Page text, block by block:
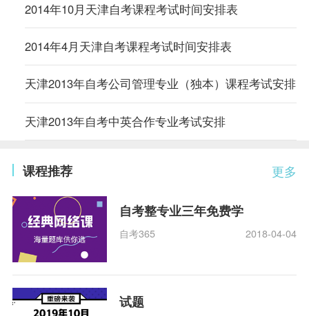
2014年10月天津自考课程考试时间安排表
2014年4月天津自考课程考试时间安排表
天津2013年自考公司管理专业（独本）课程考试安排
天津2013年自考中英合作专业考试安排
更多
课程推荐
自考整专业三年免费学
自考365 2018-04-04
试题